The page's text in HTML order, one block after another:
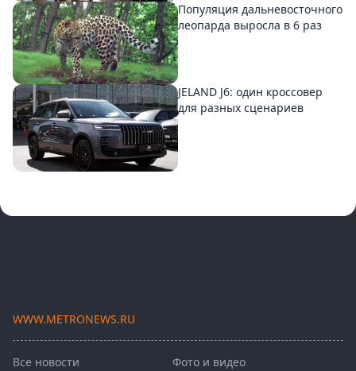
Популяция дальневосточного
леопарда выросла в 6 раз
JELAND J6: один кроссовер
для разных сценариев
WWW.METRONEWS.RU
Все новости
Фото и видео